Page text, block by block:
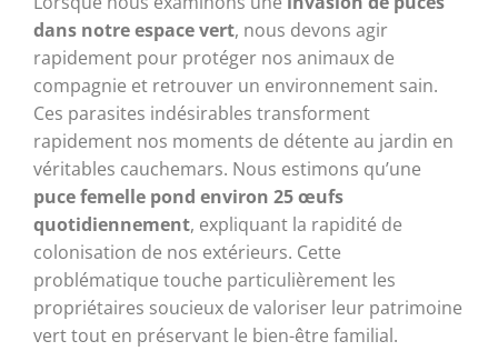
dans notre espace vert, nous devons agir
rapidement pour protéger nos animaux de
compagnie et retrouver un environnement sain.
Ces parasites indésirables transforment
rapidement nos moments de détente au jardin en
véritables cauchemars. Nous estimons qu’une
puce femelle pond environ 25 œufs
quotidiennement, expliquant la rapidité de
colonisation de nos extérieurs. Cette
problématique touche particulièrement les
propriétaires soucieux de valoriser leur patrimoine
vert tout en préservant le bien-être familial.